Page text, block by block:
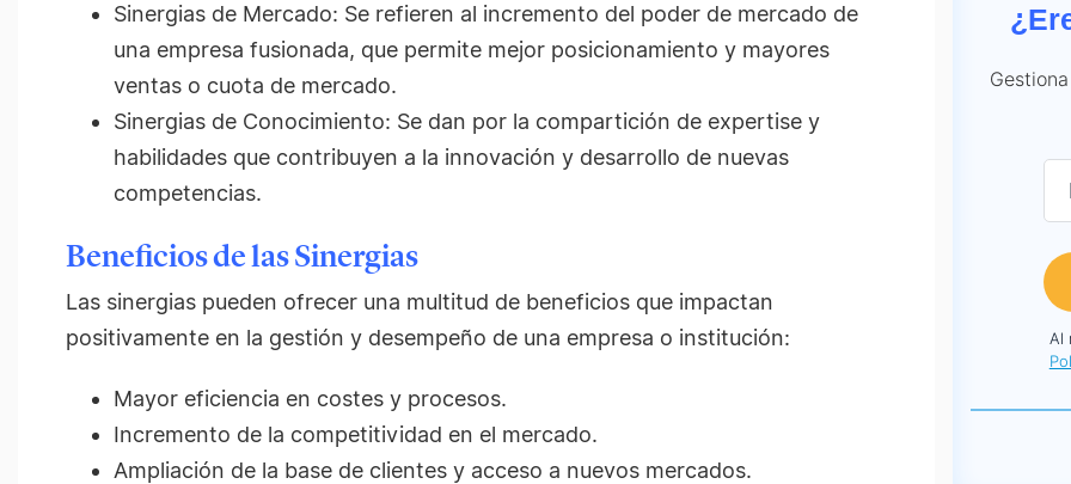
Sinergias de Mercado: Se refieren al incremento del poder de mercado de
una empresa fusionada, que permite mejor posicionamiento y mayores
ventas o cuota de mercado.
Sinergias de Conocimiento: Se dan por la compartición de expertise y
habilidades que contribuyen a la innovación y desarrollo de nuevas
competencias.
Beneficios de las Sinergias
Las sinergias pueden ofrecer una multitud de beneficios que impactan
positivamente en la gestión y desempeño de una empresa o institución:
Mayor eficiencia en costes y procesos.
Incremento de la competitividad en el mercado.
Ampliación de la base de clientes y acceso a nuevos mercados.
Al